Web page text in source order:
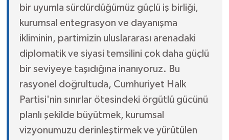
bir uyumla sürdürdüğümüz güçlü iş birliği,
kurumsal entegrasyon ve dayanışma
ikliminin, partimizin uluslararası arenadaki
diplomatik ve siyasi temsilini çok daha güçlü
bir seviyeye taşıdığına inanıyoruz. Bu
rasyonel doğrultuda, Cumhuriyet Halk
Partisi'nin sınırlar ötesindeki örgütlü gücünü
planlı şekilde büyütmek, kurumsal
vizyonumuzu derinleştirmek ve yürütülen